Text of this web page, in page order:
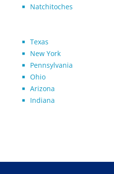
Natchitoches
Texas
New York
Pennsylvania
Ohio
Arizona
Indiana